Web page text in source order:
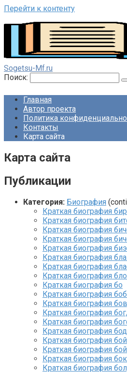
Перейти к контенту
Sogetsu-Mf.ru
Поиск:
Главная
Автор проекта
Политика
Контакты
Карта сайта
Карта сайта
Публикации
Категория: Биография
Краткая биография
Краткая биография
Краткая биография
Краткая биография
Краткая биография
Краткая биография
Краткая биография
Краткая биография
Краткая биография бо
Краткая биография
Краткая биография
Краткая биография
Краткая биография
Краткая биография
Краткая биография
Краткая биография
Краткая биография
Краткая биография